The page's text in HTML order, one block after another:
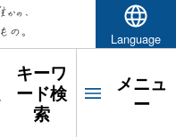
Language
キーワ
ード検
索
メニュ
ー